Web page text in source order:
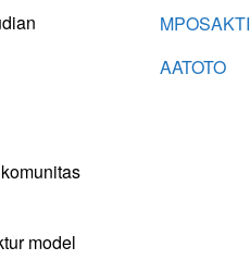
model
MPOSAKTI
AATOTO